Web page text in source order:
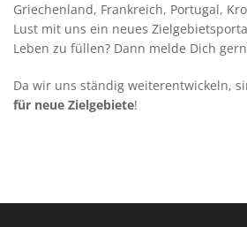
Griechenland, Frankreich, Portugal,
Lust mit uns ein neues
Leben zu füllen? Dann melde Dich
Da wir uns ständig weiterentwickeln,
für neue Zielgebiete!